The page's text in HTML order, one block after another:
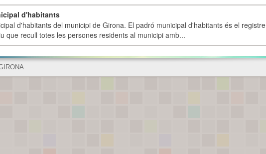
d'habitants
d'habitants del municipi de Girona. El padró municipal d'habitants és el registre
que recull totes les persones residents al municipi amb...